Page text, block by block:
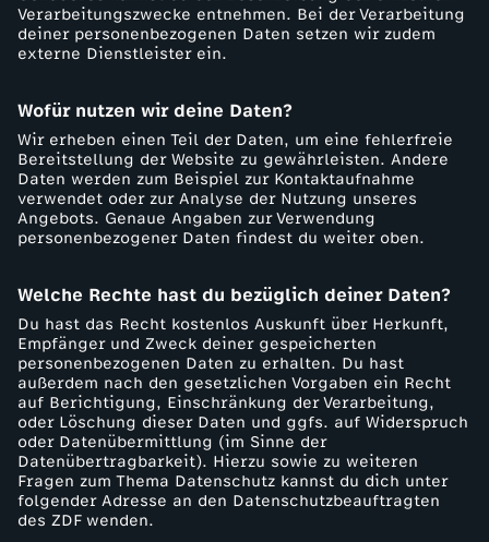
Verarbeitungszwecke entnehmen. Bei der Verarbeitung
deiner personenbezogenen Daten setzen wir zudem
externe Dienstleister ein.
Wofür nutzen wir deine Daten?
Wir erheben einen Teil der Daten, um eine fehlerfreie
Bereitstellung der Website zu gewährleisten. Andere
Daten werden zum Beispiel zur Kontaktaufnahme
verwendet oder zur Analyse der Nutzung unseres
Angebots. Genaue Angaben zur Verwendung
personenbezogener Daten findest du weiter oben.
Welche Rechte hast du bezüglich deiner Daten?
Du hast das Recht kostenlos Auskunft über Herkunft,
Empfänger und Zweck deiner gespeicherten
personenbezogenen Daten zu erhalten. Du hast
außerdem nach den gesetzlichen Vorgaben ein Recht
auf Berichtigung, Einschränkung der Verarbeitung,
oder Löschung dieser Daten und ggfs. auf Widerspruch
oder Datenübermittlung (im Sinne der
Datenübertragbarkeit). Hierzu sowie zu weiteren
Fragen zum Thema Datenschutz kannst du dich unter
folgender Adresse an den Datenschutzbeauftragten
des ZDF wenden.